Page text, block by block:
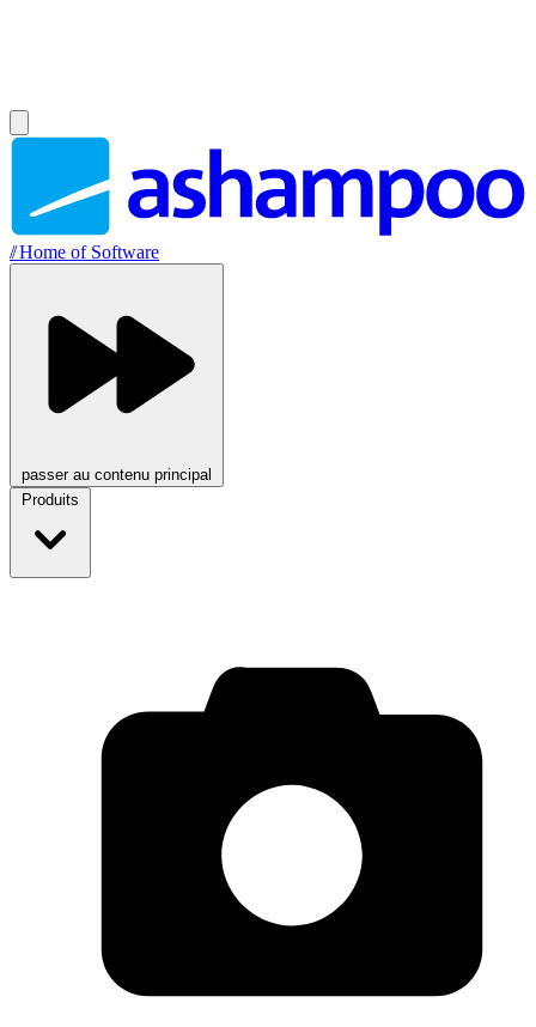
//Home of Software
passer au contenu principal
Produits